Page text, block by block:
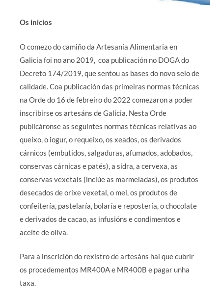
Os inicios
O comezo do camiño da Artesanía Alimentaria en
Galicia foi no ano 2019, coa publicación no DOGA do
Decreto 174/2019, que sentou as bases do novo selo de
calidade. Coa publicación das primeiras normas técnicas
na Orde do 16 de febreiro do 2022 comezaron a poder
inscribirse os artesáns de Galicia. Nesta Orde
publicáronse as seguintes normas técnicas relativas ao
queixo, o iogur, o requeixo, os xeados, os derivados
cárnicos (embutidos, salgaduras, afumados, adobados,
conservas cárnicas e patés), a sidra, a cervexa, as
conservas vexetais (inclúe as marmeladas), os produtos
desecados de orixe vexetal, o mel, os produtos de
confeitería, pastelaría, bolaría e repostería, o chocolate
e derivados de cacao, as infusións e condimentos e
aceite de oliva.
Para a inscrición do rexistro de artesáns hai que cubrir
os procedementos MR400A e MR400B e pagar unha
taxa.